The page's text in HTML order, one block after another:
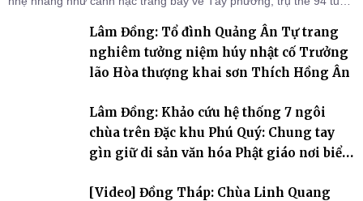
Lâm Đồng: Tổ đình Quảng Ân Tự trang
nghiêm tưởng niệm húy nhật cố Trưởng
lão Hòa thượng khai sơn Thích Hồng Ân
Lâm Đồng: Khảo cứu hệ thống 7 ngôi
chùa trên Đặc khu Phú Quý: Chung tay
gìn giữ di sản văn hóa Phật giáo nơi biển
[Video] Đồng Tháp: Chùa Linh Quang